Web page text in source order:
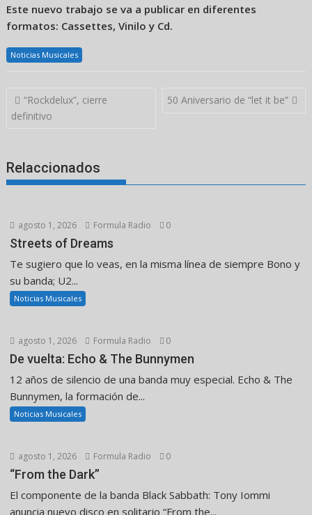
Este nuevo trabajo se va a publicar en diferentes
formatos: Cassettes, Vinilo y Cd.
Noticias Musicales
Navegación
de
“Rockdelux”, cierre
definitivo
50 Aniversario de “let it be”
Relaccionados
agosto 1, 2026 Formula Radio 0
Streets of Dreams
Te sugiero que lo veas, en la misma línea de siempre Bono y
su banda; U2...
Noticias Musicales
agosto 1, 2026 Formula Radio 0
De vuelta: Echo & The Bunnymen
12 años de silencio de una banda muy especial. Echo & The
Bunnymen, la formación de...
Noticias Musicales
agosto 1, 2026 Formula Radio 0
“From the Dark”
El componente de la banda Black Sabbath: Tony Iommi
anuncia nuevo disco en solitario “From the...